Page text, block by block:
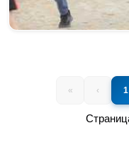
« ‹ 1